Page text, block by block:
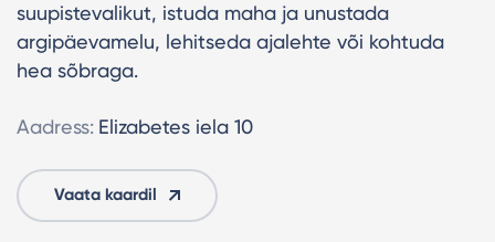
suupistevalikut, istuda maha ja unustada
argipäevamelu, lehitseda ajalehte või kohtuda
hea sõbraga.
Aadress: Elizabetes iela 10
Vaata kaardil